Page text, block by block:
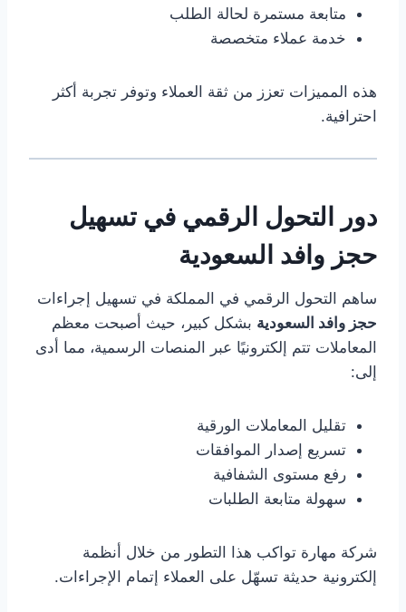
متابعة مستمرة لحالة الطلب
خدمة عملاء متخصصة
هذه المميزات تعزز من ثقة العملاء وتوفر تجربة أكثر
احترافية.
دور التحول الرقمي في تسهيل
حجز وافد السعودية
ساهم التحول الرقمي في المملكة في تسهيل إجراءات
حجز وافد السعودية بشكل كبير، حيث أصبحت معظم
المعاملات تتم إلكترونيًا عبر المنصات الرسمية، مما أدى
إلى:
تقليل المعاملات الورقية
تسريع إصدار الموافقات
رفع مستوى الشفافية
سهولة متابعة الطلبات
شركة مهارة تواكب هذا التطور من خلال أنظمة
إلكترونية حديثة تسهّل على العملاء إتمام الإجراءات.